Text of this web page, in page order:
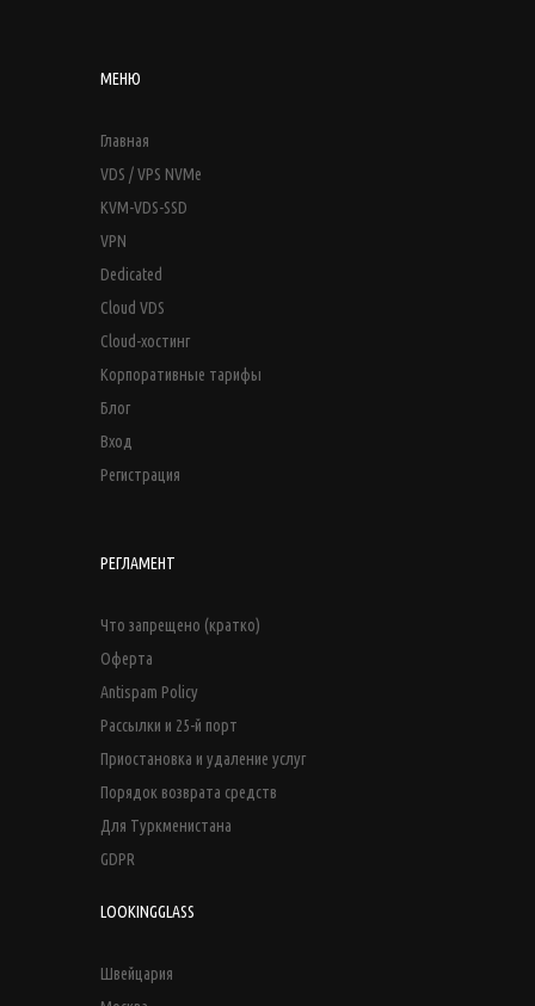
МЕНЮ
Главная
VDS / VPS NVMe
KVM-VDS-SSD
VPN
Dedicated
Cloud VDS
Cloud-хостинг
Корпоративные тарифы
Блог
Вход
Регистрация
РЕГЛАМЕНТ
Что запрещено (кратко)
Оферта
Antispam Policy
Рассылки и 25-й порт
Приостановка и удаление услуг
Порядок возврата средств
Для Туркменистана
GDPR
LOOKINGGLASS
Швейцария